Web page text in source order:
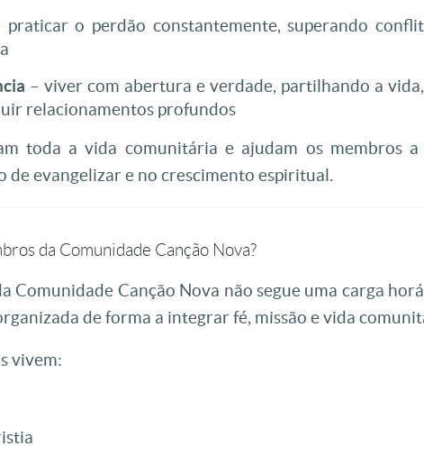
praticar o perdão constantemente, superando
– viver com abertura e verdade, partilhando a
relacionamentos profundos
toda a vida comunitária e ajudam os membros
de evangelizar e no crescimento espiritual.
da Comunidade Canção Nova?
Comunidade Canção Nova não segue uma carga
de forma a integrar fé, missão e vida
vivem: